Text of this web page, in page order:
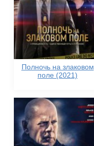
Полночь на злаковом
поле (2021)